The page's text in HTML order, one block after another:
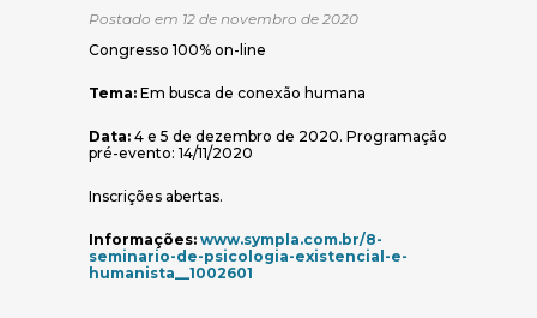
Postado em 12 de novembro de 2020
Congresso 100% on-line
Tema: Em busca de conexão humana
Data: 4 e 5 de dezembro de 2020. Programação
pré-evento: 14/11/2020
Inscrições abertas.
Informações: www.sympla.com.br/8-
seminario-de-psicologia-existencial-e-
humanista__1002601